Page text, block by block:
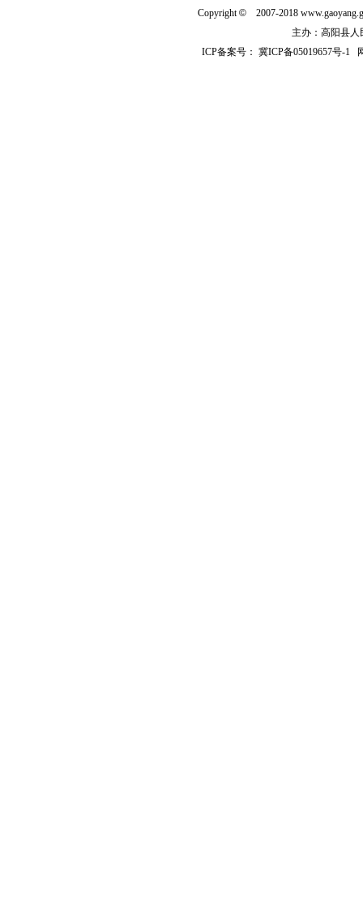
Copyright© 2007-2018
主办：高阳县人
ICP备案号：冀ICP备05019657号-1